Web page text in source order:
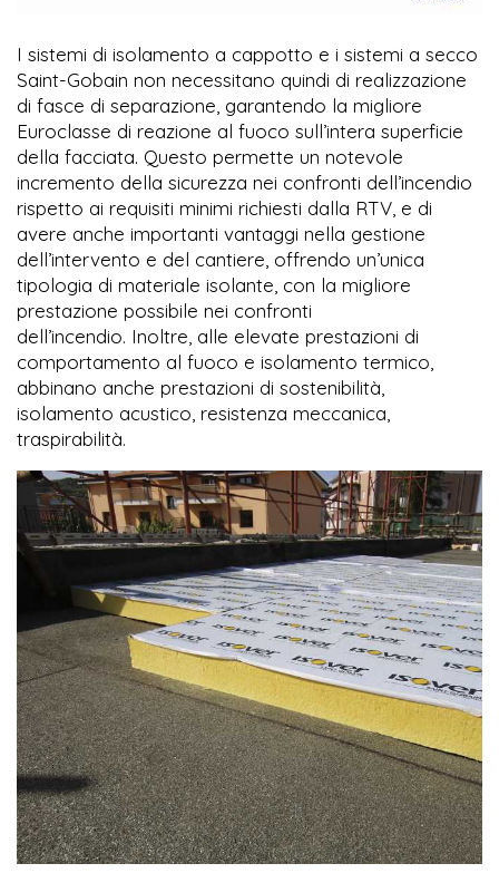
I sistemi di isolamento a cappotto e i sistemi a secco
Saint-Gobain non necessitano quindi di realizzazione
di fasce di separazione, garantendo la migliore
Euroclasse di reazione al fuoco sull’intera superficie
della facciata. Questo permette un notevole
incremento della sicurezza nei confronti dell’incendio
rispetto ai requisiti minimi richiesti dalla RTV, e di
avere anche importanti vantaggi nella gestione
dell’intervento e del cantiere, offrendo un’unica
tipologia di materiale isolante, con la migliore
prestazione possibile nei confronti
dell’incendio. Inoltre, alle elevate prestazioni di
comportamento al fuoco e isolamento termico,
abbinano anche prestazioni di sostenibilità,
isolamento acustico, resistenza meccanica,
traspirabilità.